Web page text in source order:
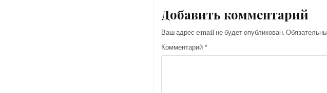
Добавить комментарий
Ваш адрес email не будет опубликован.
Комментарий *